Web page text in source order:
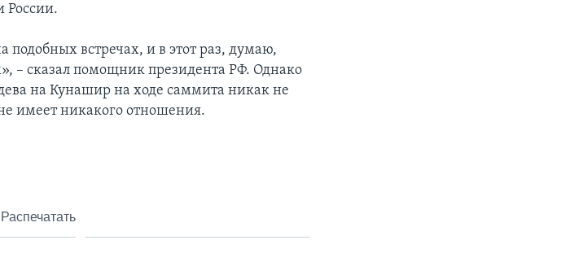
России.
подобных встречах, и в этот раз, думаю,
– сказал помощник президента РФ. Однако
на Кунашир на ходе саммита никак не
имеет никакого отношения.
Распечатать